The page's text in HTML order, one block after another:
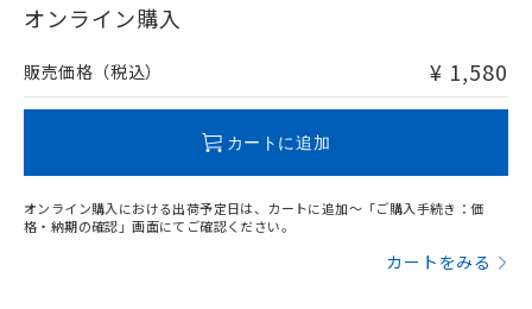
在庫等で未対応品が混在する可能性があります。
問い合わせください。
オンライン購入
販売価格（税込） ¥ 1,580
カートに追加
オンライン購入における出荷予定日は、カートに追加～「ご購入手続き：価
格・納期の確認」画面にてご確認ください。
カートをみる